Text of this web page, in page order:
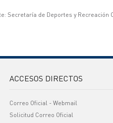
Secretaría de Deportes y Recreación
ACCESOS DIRECTOS
Correo Oficial - Webmail
Solicitud Correo Oficial